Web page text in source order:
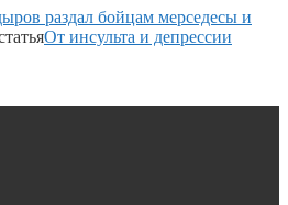
раздал бойцам мерседесы и
От инсульта и депрессии